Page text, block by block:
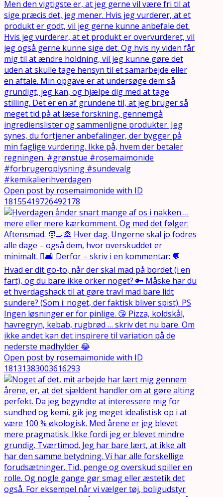
Open post by rosemaimonide with ID
18155419726492178
Open post by rosemaimonide with ID
18131383003616293